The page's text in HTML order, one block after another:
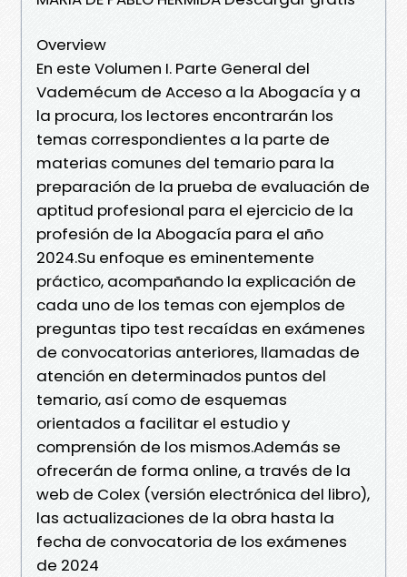
Overview
En este Volumen I. Parte General del
Vademécum de Acceso a la Abogacía y a
la procura, los lectores encontrarán los
temas correspondientes a la parte de
materias comunes del temario para la
preparación de la prueba de evaluación de
aptitud profesional para el ejercicio de la
profesión de la Abogacía para el año
2024.Su enfoque es eminentemente
práctico, acompañando la explicación de
cada uno de los temas con ejemplos de
preguntas tipo test recaídas en exámenes
de convocatorias anteriores, llamadas de
atención en determinados puntos del
temario, así como de esquemas
orientados a facilitar el estudio y
comprensión de los mismos.Además se
ofrecerán de forma online, a través de la
web de Colex (versión electrónica del libro),
las actualizaciones de la obra hasta la
fecha de convocatoria de los exámenes
de 2024